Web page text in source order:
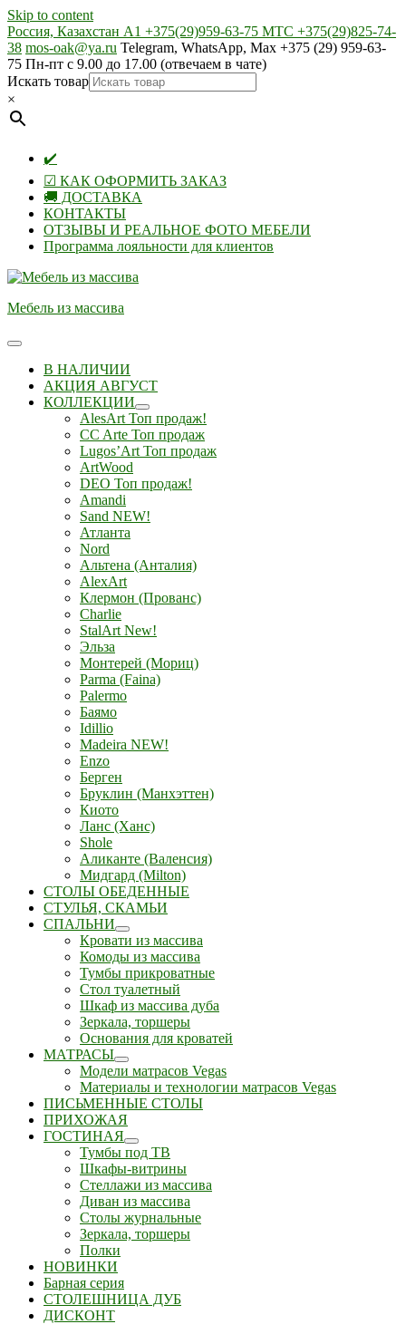
Skip to content
Россия, Казахстан А1 +375(29)959-63-75 МТС +375(29)825-74-
38 mos-oak@ya.ru Telegram, WhatsApp, Max +375 (29) 959-63-
75 Пн-пт с 9.00 до 17.00 (отвечаем в чате)
Искать товар
×
✔️
☑ КАК ОФОРМИТЬ ЗАКАЗ
🚚 ДОСТАВКА
КОНТАКТЫ
ОТЗЫВЫ И РЕАЛЬНОЕ ФОТО МЕБЕЛИ
Программа лояльности для клиентов
Мебель из массива
В НАЛИЧИИ
АКЦИЯ АВГУСТ
КОЛЛЕКЦИИ
AlesArt Топ продаж!
CC Arte Топ продаж
Lugos’Art Топ продаж
ArtWood
DEO Топ продаж!
Amandi
Sand NEW!
Атланта
Nord
Альтена (Анталия)
AlexArt
Клермон (Прованс)
Charlie
StalArt New!
Эльза
Монтерей (Мориц)
Parma (Faina)
Palermo
Баямо
Idillio
Madeira NEW!
Enzo
Берген
Бруклин (Манхэттен)
Киото
Ланс (Ханс)
Shole
Аликанте (Валенсия)
Мидгард (Milton)
СТОЛЫ ОБЕДЕННЫЕ
СТУЛЬЯ, СКАМЬИ
СПАЛЬНИ
Кровати из массива
Комоды из массива
Тумбы прикроватные
Стол туалетный
Шкаф из массива дуба
Зеркала, торшеры
Основания для кроватей
МАТРАСЫ
Модели матрасов Vegas
Материалы и технологии матрасов Vegas
ПИСЬМЕННЫЕ СТОЛЫ
ПРИХОЖАЯ
ГОСТИНАЯ
Тумбы под ТВ
Шкафы-витрины
Стеллажи из массива
Диван из массива
Столы журнальные
Зеркала, торшеры
Полки
НОВИНКИ
Барная серия
СТОЛЕШНИЦА ДУБ
ДИСКОНТ